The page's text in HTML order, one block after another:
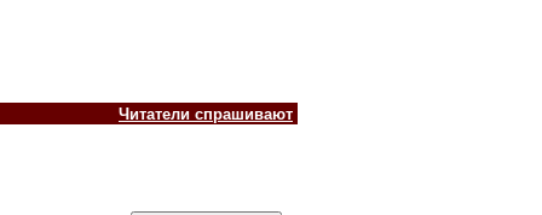
Читатели спрашивают